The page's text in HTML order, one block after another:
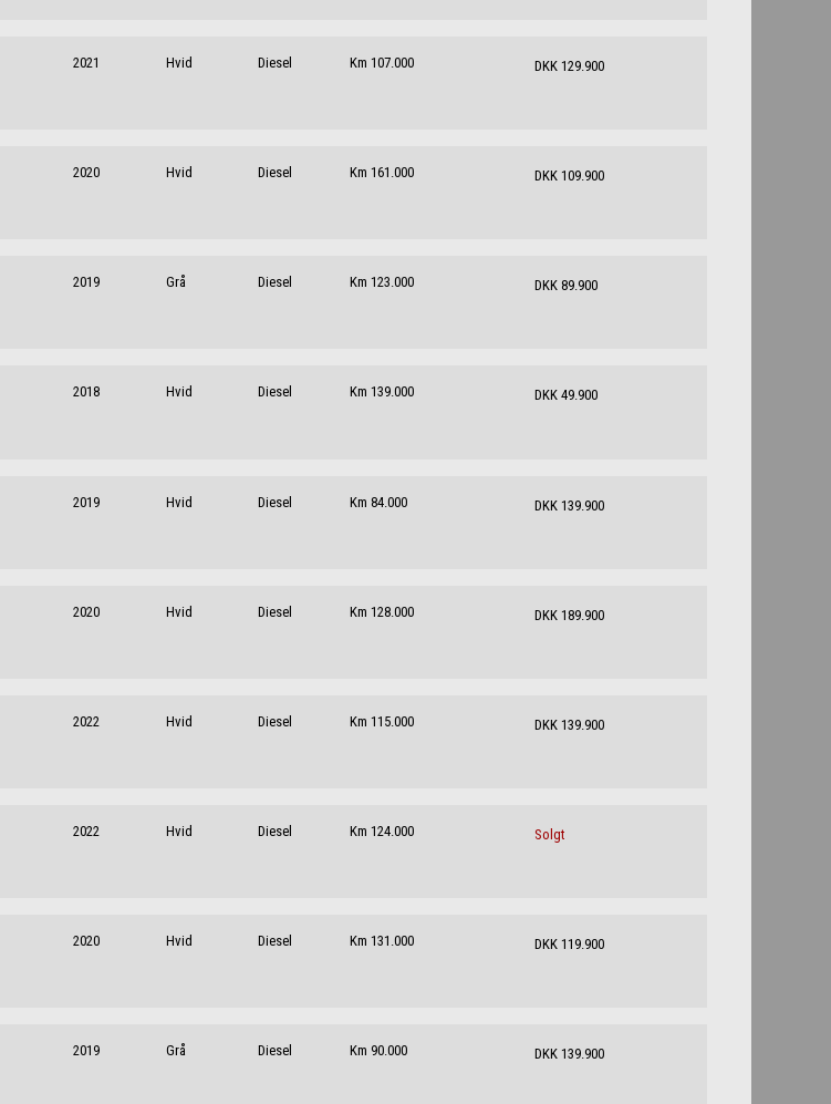
2021 Hvid Diesel Km 107.000 DKK 129.900
2020 Hvid Diesel Km 161.000 DKK 109.900
2019 Grå Diesel Km 123.000 DKK 89.900
2018 Hvid Diesel Km 139.000 DKK 49.900
2019 Hvid Diesel Km 84.000 DKK 139.900
2020 Hvid Diesel Km 128.000 DKK 189.900
2022 Hvid Diesel Km 115.000 DKK 139.900
2022 Hvid Diesel Km 124.000 Solgt
2020 Hvid Diesel Km 131.000 DKK 119.900
2019 Grå Diesel Km 90.000 DKK 139.900